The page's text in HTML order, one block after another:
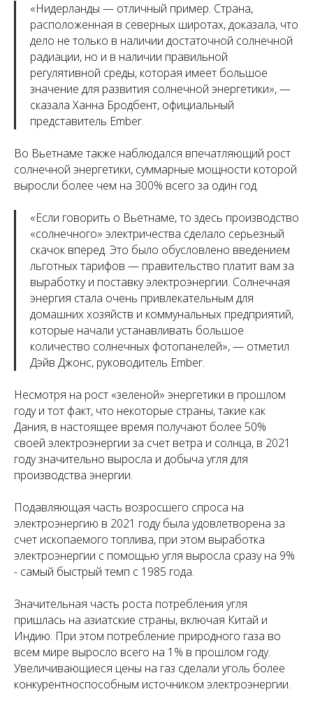
«Нидерланды — отличный пример. Страна,
расположенная в северных широтах, доказала, что
дело не только в наличии достаточной солнечной
радиации, но и в наличии правильной
регулятивной среды, которая имеет большое
значение для развития солнечной энергетики», —
сказала Ханна Бродбент, официальный
представитель Ember.
Во Вьетнаме также наблюдался впечатляющий рост
солнечной энергетики, суммарные мощности которой
выросли более чем на 300% всего за один год.
«Если говорить о Вьетнаме, то здесь производство
«солнечного» электричества сделало серьезный
скачок вперед. Это было обусловлено введением
льготных тарифов — правительство платит вам за
выработку и поставку электроэнергии. Солнечная
энергия стала очень привлекательным для
домашних хозяйств и коммунальных предприятий,
которые начали устанавливать большое
количество солнечных фотопанелей», — отметил
Дэйв Джонс, руководитель Ember.
Несмотря на рост «зеленой» энергетики в прошлом
году и тот факт, что некоторые страны, такие как
Дания, в настоящее время получают более 50%
своей электроэнергии за счет ветра и солнца, в 2021
году значительно выросла и добыча угля для
производства энергии.
Подавляющая часть возросшего спроса на
электроэнергию в 2021 году была удовлетворена за
счет ископаемого топлива, при этом выработка
электроэнергии с помощью угля выросла сразу на 9%
- самый быстрый темп с 1985 года.
Значительная часть роста потребления угля
пришлась на азиатские страны, включая Китай и
Индию. При этом потребление природного газа во
всем мире выросло всего на 1% в прошлом году.
Увеличивающиеся цены на газ сделали уголь более
конкурентноспособным источником электроэнергии.